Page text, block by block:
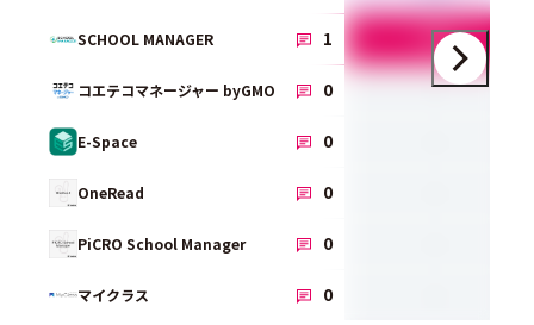
SCHOOL MANAGER 1 5.0
コエテコマネージャー byGMO 0 -
E-Space 0
OneRead 0
PiCRO School Manager 0
マイクラス 0